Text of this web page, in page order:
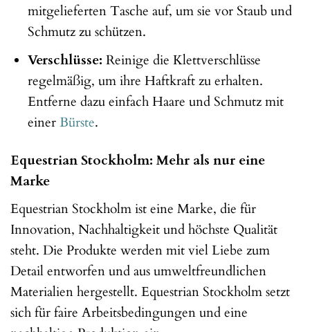
mitgelieferten Tasche auf, um sie vor Staub und
Schmutz zu schützen.
Verschlüsse: Reinige die Klettverschlüsse
regelmäßig, um ihre Haftkraft zu erhalten.
Entferne dazu einfach Haare und Schmutz mit
einerBürste.
Equestrian Stockholm: Mehr als nur eine
Marke
Equestrian Stockholm ist eine Marke, die für
Innovation, Nachhaltigkeit und höchste Qualität
steht. Die Produkte werden mit viel Liebe zum
Detail entworfen und aus umweltfreundlichen
Materialien hergestellt. Equestrian Stockholm setzt
sich für faire Arbeitsbedingungen und eine